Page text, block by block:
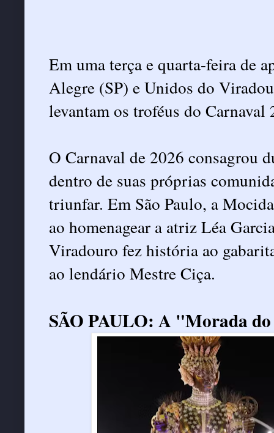
Em uma terça e quarta-feira de
Alegre (SP) e Unidos do
levantam os troféus do Carnaval
O Carnaval de 2026 consagrou
dentro de suas próprias
triunfar. Em São Paulo, a
ao homenagear a atriz Léa
Viradouro fez história ao
ao lendário Mestre Ciça.
SÃO PAULO: A "Morada